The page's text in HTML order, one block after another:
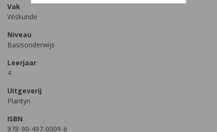
Vak
Wiskunde
Niveau
Basisonderwijs
Leerjaar
4
Uitgeverij
Plantyn
ISBN
978-90-497-0009-6